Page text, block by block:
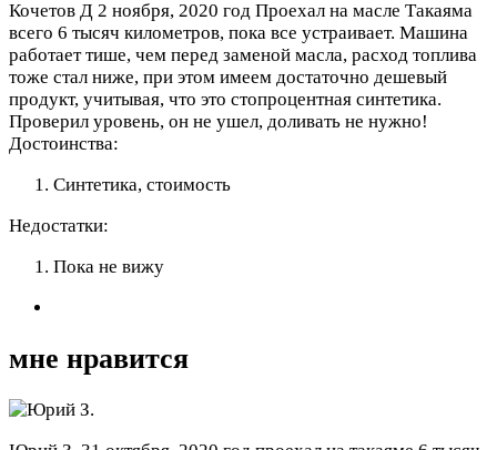
Кочетов Д 2 ноября, 2020 год Проехал на масле Такаяма
всего 6 тысяч километров, пока все устраивает. Машина
работает тише, чем перед заменой масла, расход топлива
тоже стал ниже, при этом имеем достаточно дешевый
продукт, учитывая, что это стопроцентная синтетика.
Проверил уровень, он не ушел, доливать не нужно!
Достоинства:
Синтетика, стоимость
Недостатки:
Пока не вижу
мне нравится